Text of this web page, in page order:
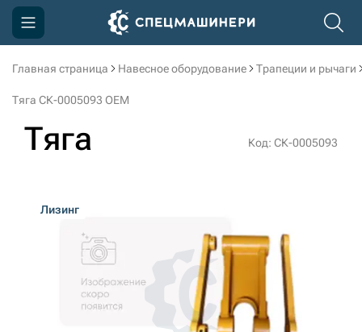
Главная страница Навесное оборудование Трапеции и рычаги
Тяга СК-0005093 OEM
Тяга Код: СК-0005093
Лизинг
Компания
Доставка и оплата
Контакты
3D тур по производству
3D тур по складам